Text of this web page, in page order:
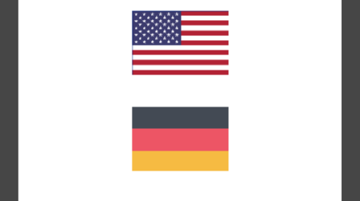
Stickerei-Detail auf den Frontpanels
Logo-Metallabzeichen